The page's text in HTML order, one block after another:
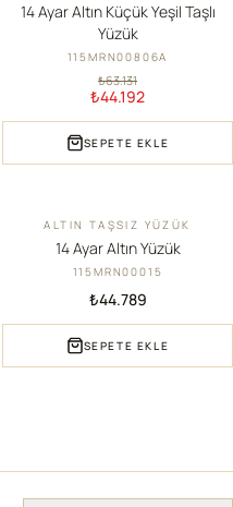
14 Ayar Altın Küçük Yeşil Taşlı
Yüzük
115MRN00806A
₺63.131
₺44.192
SEPETE EKLE
YENI
ALTIN TAŞSIZ YÜZÜK
14 Ayar Altın Yüzük
115MRN00015
₺44.789
SEPETE EKLE